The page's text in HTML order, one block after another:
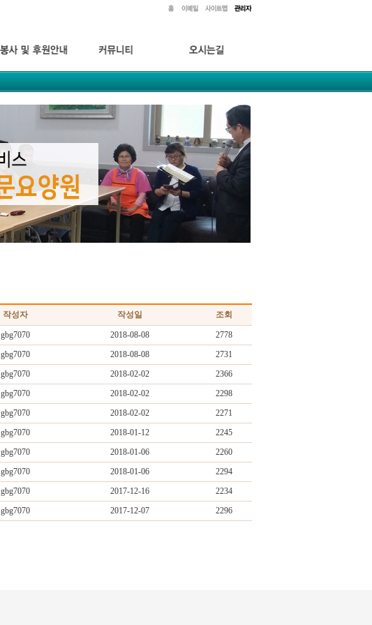
작성자 작성일 조회
gbg7070 2018-08-08
2778
gbg7070 2018-08-08
2731
gbg7070 2018-02-02
2366
gbg7070 2018-02-02
2298
gbg7070 2018-02-02
2271
gbg7070 2018-01-12
2245
gbg7070 2018-01-06
2260
gbg7070 2018-01-06
2294
gbg7070 2017-12-16
2234
gbg7070 2017-12-07 2296